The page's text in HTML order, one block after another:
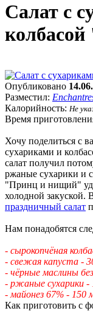
Салат с
Опубликовано
Разместил:
Калорийность: Не
Время
Хочу поделиться с
сухариками и
салат получил
ржаные сухарики и
"Принц и нищий"
холодной закуской.
праздничный салат
Нам понадобятся
- сырокопчёная
- свежая капуста -
- чёрные маслины
- ржаные сухарики -
- майонез 67% - 150
Как приготовить с